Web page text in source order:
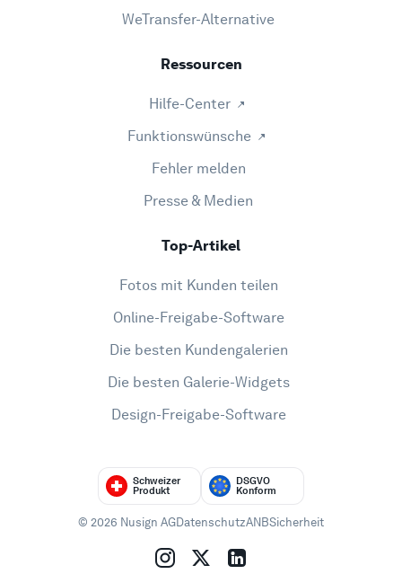
WeTransfer-Alternative
Ressourcen
Hilfe-Center
Funktionswünsche
Fehler melden
Presse & Medien
Top-Artikel
Fotos mit Kunden teilen
Online-Freigabe-Software
Die besten Kundengalerien
Die besten Galerie-Widgets
Design-Freigabe-Software
Schweizer
Produkt
DSGVO
Konform
© 2026 Nusign AGDatenschutzANBSicherheit